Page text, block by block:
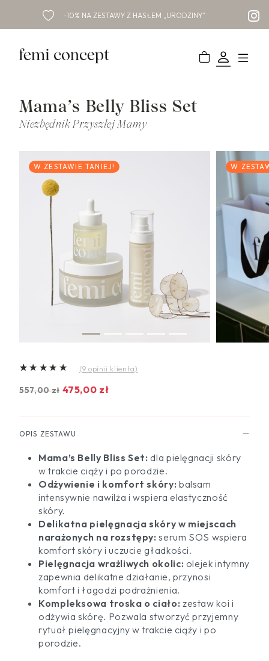
-10% NA ZESTAWY Z HASŁEM „URODZINY”
Mama’s Belly Bliss Set
Niezbędnik Przyszłej Mamy
W ZESTAWIE TANIEJ! W
(9 opinii klienta)
557,00zł P
w
t
n
a
c
e
n
a
y
n
o
s
i
ł
a
:
475,00 złA
n
a
c
e
a
w
n
o
s
i
:
4
7
OPIS ZESTAWU
Mama’s Belly Bliss Set: dla pielęgnacji skóry
w trakcie ciąży i po porodzie.
Odżywienie i komfort skóry: balsam
intensywnie nawilża i wspiera elastyczność
skóry.
Delikatna pielęgnacja skóry w miejscach
narażonych na rozstępy:serum SOS wspiera
komfort skóry i uczucie gładkości.
Pielęgnacja wrażliwych okolic: olejek intymny
zapewnia delikatne działanie, przynosi
komfort i łagodzi podrażnienia.
Kompleksowa troska o ciało: zestaw koi i
odżywia skórę. Pozwala stworzyć przyjemny
rytuał pielęgnacyjny w trakcie ciąży i po
porodzie.